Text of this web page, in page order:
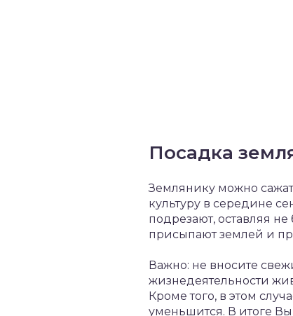
Посадка
Землянику можно
культуру в середине
подрезают, оставляя
присыпают землей и
Важно: не вносите
жизнедеятельности
Кроме того, в этом
уменьшится. В итоге